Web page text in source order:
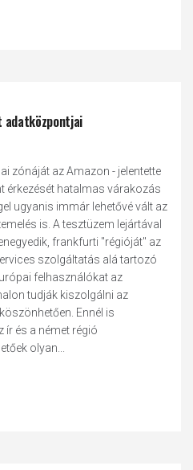
adatközpontjai
zónáját az Amazon - jelentette
érkezését hatalmas várakozás
ugyanis immár lehetővé vált az
is. A tesztüzem lejártával
frankfurti "régióját" az
szolgáltatás alá tartozó
felhasználókat az
tudják kiszolgálni az
Ennél is
és a német régió
olyan...